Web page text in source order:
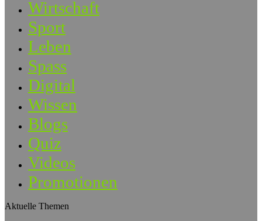
Wirtschaft
Sport
Leben
Spass
Digital
Wissen
Blogs
Quiz
Videos
Promotionen
Aktuelle Themen